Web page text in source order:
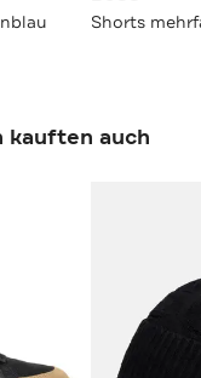
Shorts
kauften auch